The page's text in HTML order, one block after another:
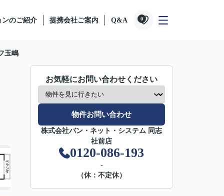
ンのご紹介 提携会社ご案内 Q&A 0
玉嶋
お気軽にお問い合わせください
物件お問い合わせ
株式会社バン・ネット・システム 同志
社前店
0120-086-193
-
（休：不定休）